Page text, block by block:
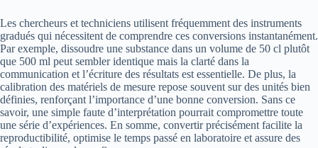
Les chercheurs et techniciens utilisent fréquemment des instruments
gradués qui nécessitent de comprendre ces conversions instantanément.
Par exemple, dissoudre une substance dans un volume de 50 cl plutôt
que 500 ml peut sembler identique mais la clarté dans la
communication et l’écriture des résultats est essentielle. De plus, la
calibration des matériels de mesure repose souvent sur des unités bien
définies, renforçant l’importance d’une bonne conversion. Sans ce
savoir, une simple faute d’interprétation pourrait compromettre toute
une série d’expériences. En somme, convertir précisément facilite la
reproductibilité, optimise le temps passé en laboratoire et assure des